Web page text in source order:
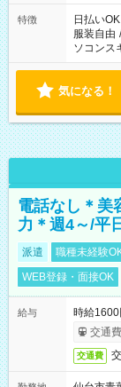
特徴 日払いOK
服装自由 /
ソコンス
気になる！
電話なし＊美
力＊週4～/平
派遣 職種未経験
WEB登録・面接OK
給与
時給
交通
交通費